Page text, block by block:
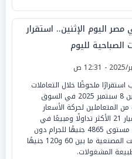
اليوم الإثنين.. استقرار
الصباحية لليوم
ملحوظًا خلال التعاملات
الصباحية اليوم الاثنين 8 سبتمبر 2025 في السوق
المتعاملين لحركة الأسعار
العالمية، حيث ظل عيار 21 الأكثر تداولًا ومبيعًا في
السوق المصرية عند مستوى 4865 جنيهًا للجرام دون
مصنعية، بينما تراوحت المصنعية ما بين 60 و120 جنيهًا
المشغولات.